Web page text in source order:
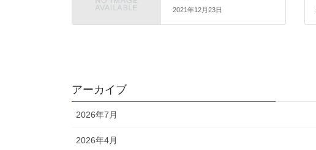
2021年12月23日
アーカイブ
2026年7月
2026年4月